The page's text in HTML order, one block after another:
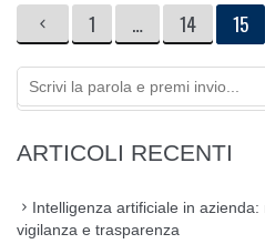
Paginazione
degli
articoli
PAGE
1 … PAGE
14 PAGE
15
ARTICOLI RECENTI
Intelligenza artificiale in azienda:
vigilanza e trasparenza